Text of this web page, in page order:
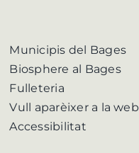
Municipis del Bages
Biosphere al Bages
Fulleteria
Vull aparèixer a la web
Accessibilitat